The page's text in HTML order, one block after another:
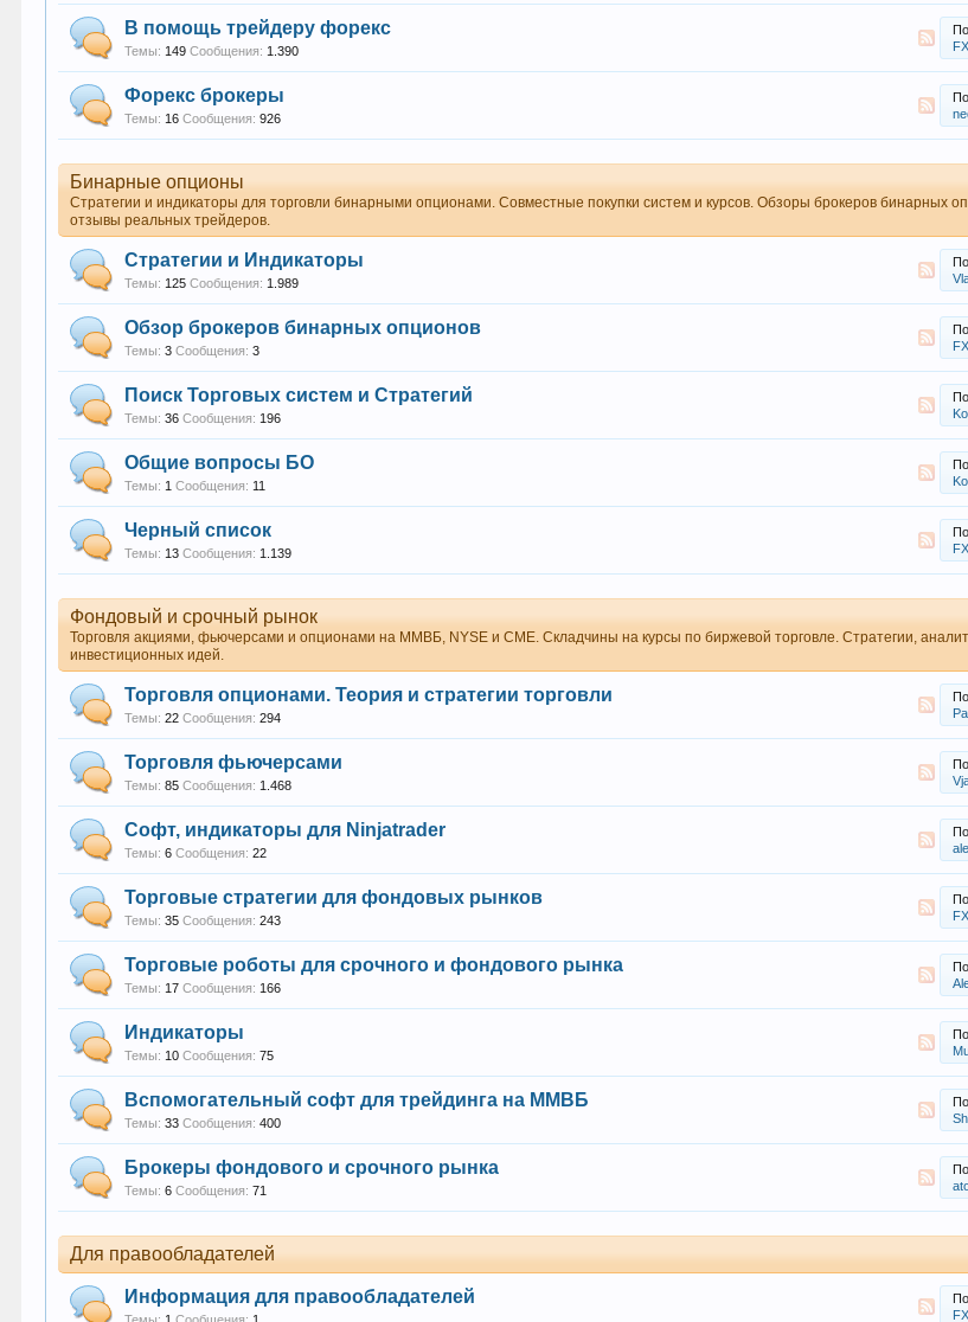
В помощь трейдеру форекс
Темы: 149 Сообщения: 1.390
Форекс брокеры
Темы: 16 Сообщения: 926
Бинарные опционы
Стратегии и индикаторы для торговли бинарными опционами. Совместные покупки систем и курсов. Обзоры брокеров бинарных
отзывы реальных трейдеров.
Стратегии и Индикаторы
Темы: 125 Сообщения: 1.989
Обзор брокеров бинарных опционов
Темы: 3 Сообщения: 3
Поиск Торговых систем и Стратегий
Темы: 36 Сообщения: 196
Общие вопросы БО
Темы: 1 Сообщения: 11
Черный список
Темы: 13 Сообщения: 1.139
Фондовый и срочный рынок
Торговля акциями, фьючерсами и опционами на ММВБ, NYSE и CME. Складчины на курсы по биржевой торговле. Стратегии,
инвестиционных идей.
Торговля опционами. Теория и стратегии торговли
Темы: 22 Сообщения: 294
Торговля фьючерсами
Темы: 85 Сообщения: 1.468
Софт, индикаторы для Ninjatrader
Темы: 6 Сообщения: 22
Торговые стратегии для фондовых рынков
Темы: 35 Сообщения: 243
Торговые роботы для срочного и фондового рынка
Темы: 17 Сообщения: 166
Индикаторы
Темы: 10 Сообщения: 75
Вспомогательный софт для трейдинга на ММВБ
Темы: 33 Сообщения: 400
Брокеры фондового и срочного рынка
Темы: 6 Сообщения: 71
Для правообладателей
Информация для правообладателей